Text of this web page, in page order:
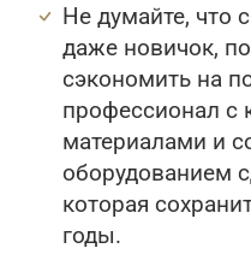
Не думайте, что
даже новичок,
сэкономить на
профессионал с
материалами и
оборудованием
которая
годы.